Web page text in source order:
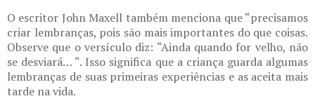
O escritor John Maxell também menciona que “precisamos
criar lembranças, pois são mais importantes do que coisas.
Observe que o versículo diz: “Ainda quando for velho, não
se desviará… “. Isso significa que a criança guarda algumas
lembranças de suas primeiras experiências e as aceita mais
tarde na vida.